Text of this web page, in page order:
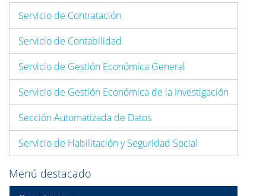
Servicio de Contratación
Servicio de Contabilidad
Servicio de Gestión Económica General
Servicio de Gestión Económica de la Investigación
Sección Automatizada de Datos
Servicio de Habilitación y Seguridad Social
Menú destacado